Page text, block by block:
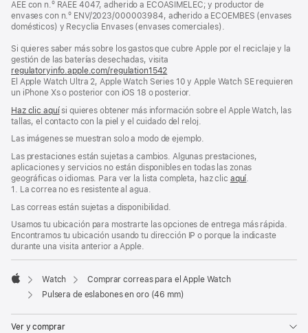
nueva)
AEE con n.º RAEE 4047, adherido a ECOASIMELEC; y productor de
envases con n.º ENV/2023/000003984, adherido a ECOEMBES (envases
domésticos) y Recyclia Envases (envases comerciales).
Si quieres saber más sobre los gastos que cubre Apple por el reciclaje y la
gestión de las baterías desechadas, visita
regulatoryinfo.apple.com/regulation1542
abre
en
ventana
nueva)
El Apple Watch Ultra 2, Apple Watch Series 10 y Apple Watch SE requieren
un iPhone Xs o posterior con iOS 18 o posterior.
Haz clic aquísi quieres obtener más información sobre el Apple Watch, las
tallas, el contacto con la piel y el cuidado del reloj.
Las imágenes se muestran solo a modo de ejemplo.
Las prestaciones están sujetas a cambios. Algunas prestaciones,
aplicaciones y servicios no están disponibles en todas las zonas
geográficas o idiomas. Para ver la lista completa, haz clic aquí.
1. La correa no es resistente al agua.
Las correas están sujetas a disponibilidad.
Usamos tu ubicación para mostrarte las opciones de entrega más rápida.
Encontramos tu ubicación usando tu dirección IP o porque la indicaste
durante una visita anterior a Apple.
Apple
Watch
Comprar correas para el Apple Watch
Pulsera de eslabones en oro (46 mm)
Ver y comprar